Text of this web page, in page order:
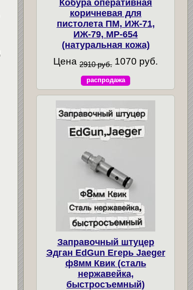
Кобура оперативная
коричневая для
пистолета ПМ, ИЖ-71,
ИЖ-79, МР-654
(натуральная кожа)
Цена 2910 руб. 1070 руб.
распродажа
Заправочный штуцер
Эдган EdGun Егерь Jaeger
ф8мм Квик (сталь
нержавейка,
быстросъемный)